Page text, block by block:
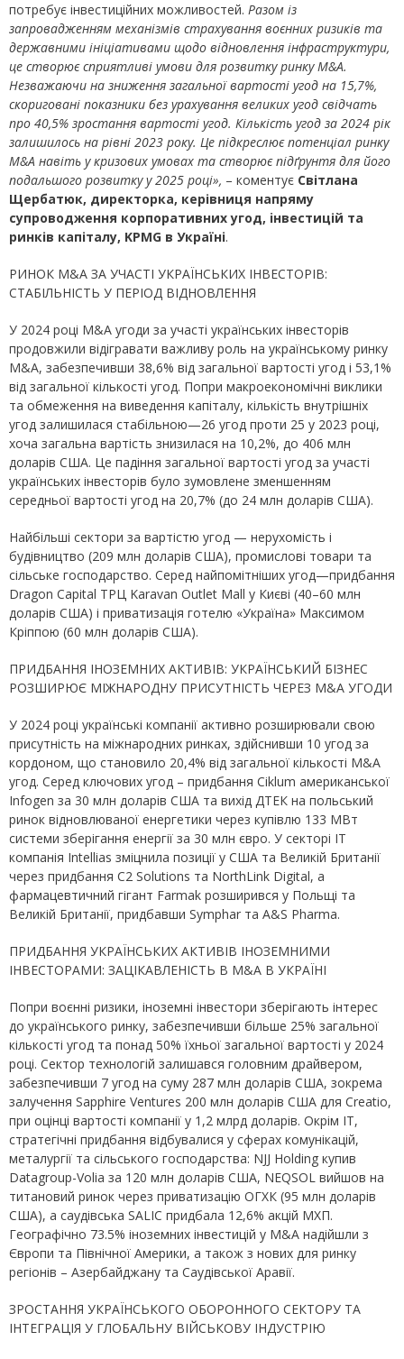
потребує інвестиційних можливостей. Разом із
запровадженням механізмів страхування воєнних ризиків та
державними ініціативами щодо відновлення інфраструктури,
це створює сприятливі умови для розвитку ринку M&A.
Незважаючи на зниження загальної вартості угод на 15,7%,
скориговані показники без урахування великих угод свідчать
про 40,5% зростання вартості угод. Кількість угод за 2024 рік
залишилось на рівні 2023 року. Це підкреслює потенціал ринку
M&A навіть у кризових умовах та створює підґрунтя для його
подальшого розвитку у 2025 році», – коментує Світлана
Щербатюк, директорка, керівниця напряму
супроводження корпоративних угод, iнвестицій та
ринків капіталу, KPMG в Україні.
РИНОК M&A ЗА УЧАСТІ УКРАЇНСЬКИХ ІНВЕСТОРІВ:
СТАБІЛЬНІСТЬ У ПЕРІОД ВІДНОВЛЕННЯ
У 2024 році M&A угоди за участі українських інвесторів
продовжили відігравати важливу роль на українському ринку
M&A, забезпечивши 38,6% від загальної вартості угод і 53,1%
від загальної кількості угод. Попри макроекономічні виклики
та обмеження на виведення капіталу, кількість внутрішніх
угод залишилася стабільною—26 угод проти 25 у 2023 році,
хоча загальна вартість знизилася на 10,2%, до 406 млн
доларів США. Це падіння загальної вартості угод за участі
українських інвесторів було зумовлене зменшенням
середньої вартості угод на 20,7% (до 24 млн доларів США).
Найбільші сектори за вартістю угод — нерухомість і
будівництво (209 млн доларів США), промислові товари та
сільське господарство. Серед найпомітніших угод—придбання
Dragon Capital ТРЦ Karavan Outlet Mall у Києві (40–60 млн
доларів США) і приватизація готелю «Україна» Максимом
Кріппою (60 млн доларів США).
ПРИДБАННЯ ІНОЗЕМНИХ АКТИВІВ: УКРАЇНСЬКИЙ БІЗНЕС
РОЗШИРЮЄ МІЖНАРОДНУ ПРИСУТНІСТЬ ЧЕРЕЗ M&A УГОДИ
У 2024 році українські компанії активно розширювали свою
присутність на міжнародних ринках, здійснивши 10 угод за
кордоном, що становило 20,4% від загальної кількості M&A
угод. Серед ключових угод – придбання Ciklum американської
Infogen за 30 млн доларів США та вихід ДТЕК на польський
ринок відновлюваної енергетики через купівлю 133 МВт
системи зберігання енергії за 30 млн євро. У секторі IT
компанія Intellias зміцнила позиції у США та Великій Британії
через придбання C2 Solutions та NorthLink Digital, а
фармацевтичний гігант Farmak розширився у Польщі та
Великій Британії, придбавши Symphar та A&S Pharma.
ПРИДБАННЯ УКРАЇНСЬКИХ АКТИВІВ ІНОЗЕМНИМИ
ІНВЕСТОРАМИ: ЗАЦІКАВЛЕНІСТЬ В M&A В УКРАЇНІ
Попри воєнні ризики, іноземні інвестори зберігають інтерес
до українського ринку, забезпечивши більше 25% загальної
кількості угод та понад 50% їхньої загальної вартості у 2024
році. Сектор технологій залишався головним драйвером,
забезпечивши 7 угод на суму 287 млн доларів США, зокрема
залучення Sapphire Ventures 200 млн доларів США для Creatio,
при оцінці вартості компанії у 1,2 млрд доларів. Окрім IT,
стратегічні придбання відбувалися у сферах комунікацій,
металургії та сільського господарства: NJJ Holding купив
Datagroup-Volia за 120 млн доларів США, NEQSOL вийшов на
титановий ринок через приватизацію ОГХК (95 млн доларів
США), а саудівська SALIC придбала 12,6% акцій МХП.
Географічно 73.5% іноземних інвестицій у M&A надійшли з
Європи та Північної Америки, а також з нових для ринку
регіонів – Азербайджану та Саудівської Аравії.
ЗРОСТАННЯ УКРАЇНСЬКОГО ОБОРОННОГО СЕКТОРУ ТА
ІНТЕГРАЦІЯ У ГЛОБАЛЬНУ ВІЙСЬКОВУ ІНДУСТРІЮ